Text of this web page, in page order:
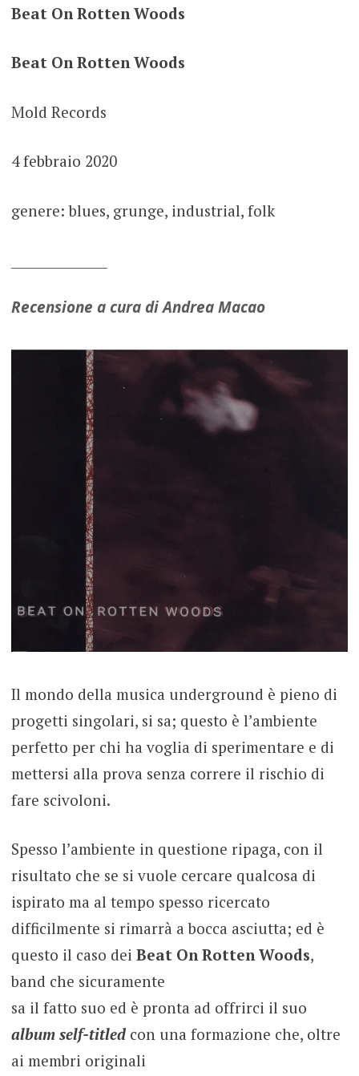
Beat On Rotten Woods
Beat On Rotten Woods
Mold Records
4 febbraio 2020
genere: blues, grunge, industrial, folk
Recensione a cura di Andrea Macao
Il mondo della musica underground è pieno di
progetti singolari, si sa; questo è l’ambiente
perfetto per chi ha voglia di sperimentare e di
mettersi alla prova senza correre il rischio di
fare scivoloni.
Spesso l’ambiente in questione ripaga, con il
risultato che se si vuole cercare qualcosa di
ispirato ma al tempo spesso ricercato
difficilmente si rimarrà a bocca asciutta; ed è
questo il caso dei Beat On Rotten Woods,
band che sicuramente
sa il fatto suo ed è pronta ad offrirci il suo
album self-titledcon una formazione che, oltre
ai membri originali